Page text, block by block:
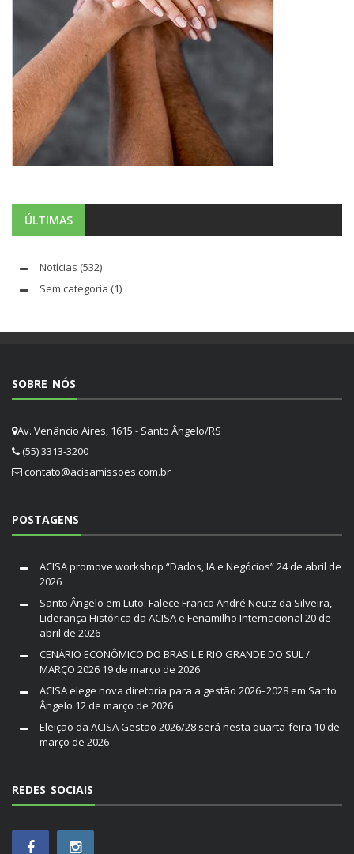
ÚLTIMAS
Notícias (532)
Sem categoria (1)
SOBRE NÓS
Av. Venâncio Aires, 1615 - Santo Ângelo/RS
(55) 3313-3200
contato@acisamissoes.com.br
POSTAGENS
ACISA promove workshop “Dados, IA e Negócios”24 de abril de
2026
Santo Ângelo em Luto: Falece Franco André Neutz da Silveira,
Liderança Histórica da ACISA e Fenamilho Internacional 20 de
abril de 2026
CENÁRIO ECONÔMICO DO BRASIL E RIO GRANDE DO SUL /
MARÇO 2026 19 de março de 2026
ACISA elege nova diretoria para a gestão 2026–2028 em Santo
Ângelo 12 de março de 2026
Eleição da ACISA Gestão 2026/28 será nesta quarta-feira 10 de
março de 2026
REDES SOCIAIS